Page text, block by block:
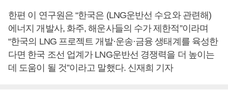
한편 이 연구원은 “한국은 (LNG운반선 수요와 관련해)
에너지 개발사, 화주, 해운사들의 수가 제한적”이라며
“한국의 LNG 프로젝트 개발·운송·금융 생태계를 육성한
다면 한국 조선 업계가 LNG운반선 경쟁력을 더 높이는
데 도움이 될 것”이라고 말했다. 신재희 기자